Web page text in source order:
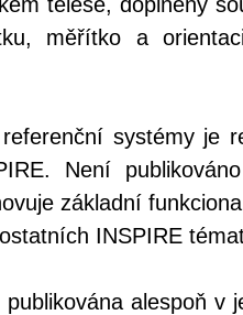
měřítko a
systémy je
Není
základní
INSPIRE
alespoň v